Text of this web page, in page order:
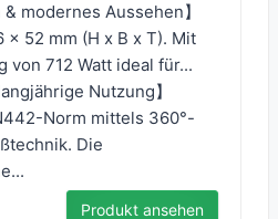
& modernes Aussehen】
x 52 mm (H x B x T). Mit
von 712 Watt ideal für...
Nutzung】
Norm mittels 360°-
Die
Produkt ansehen